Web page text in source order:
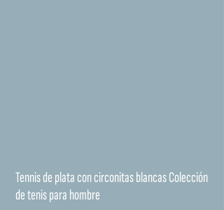
Tennis de plata con circonitas blancas Colección
de tenis para hombre